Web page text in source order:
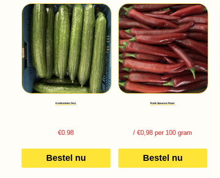
Komkommer (los)
€0.98
Bestel nu
Rode Spaanse Peper
/ €0,98 per 100 gram
Bestel nu